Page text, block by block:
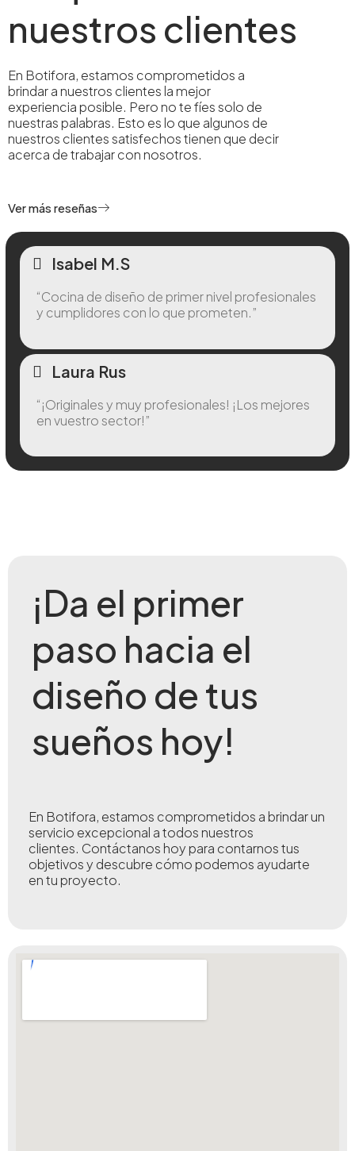
nuestros clientes
En Botifora, estamos comprometidos a
brindar a nuestros clientes la mejor
experiencia posible. Pero no te fíes solo de
nuestras palabras. Esto es lo que algunos de
nuestros clientes satisfechos tienen que decir
acerca de trabajar con nosotros.
Ver más reseñas
Isabel M.S
“Cocina de diseño de primer nivel profesionales
y cumplidores con lo que prometen.”
Laura Rus
“¡Originales y muy profesionales! ¡Los mejores
en vuestro sector!”
¡Da el primer
paso hacia el
diseño de tus
sueños hoy!
En Botifora, estamos comprometidos a brindar un
servicio excepcional a todos nuestros
clientes. Contáctanos hoy para contarnos tus
objetivos y descubre cómo podemos ayudarte
en tu proyecto.